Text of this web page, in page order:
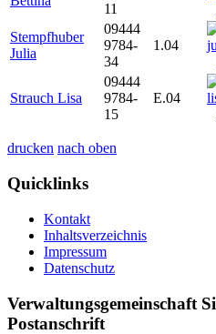
11
Stempfhuber
Julia
09444
9784-
34
1.04
Strauch Lisa
09444
9784-
15
E.04
drucken nach oben
Quicklinks
Kontakt
Inhaltsverzeichnis
Impressum
Datenschutz
Verwaltungsgemeinschaft
Postanschrift